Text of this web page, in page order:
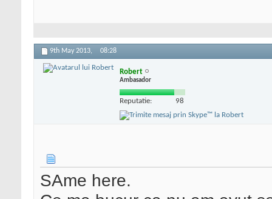
9th May 2013, 08:28
Robert
Ambasador
Reputatie: 98
SAme here.